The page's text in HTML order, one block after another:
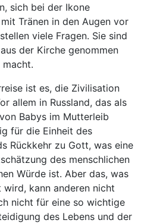
sich bei der Ikone
Tränen in den Augen vor
viele Fragen. Sie sind
der Kirche genommen
ist es, die Zivilisation
allem in Russland, das als
Babys im Mutterleib
für die Einheit des
Rückkehr zu Gott, was eine
des menschlichen
Würde ist. Aber das, was
kann anderen nicht
nicht für eine so wichtige
des Lebens und der